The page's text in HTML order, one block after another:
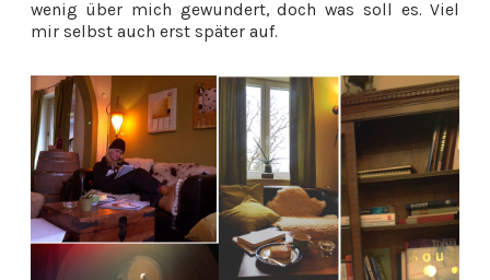
wenig über mich gewundert, doch was soll es. Viel
mir selbst auch erst später auf.